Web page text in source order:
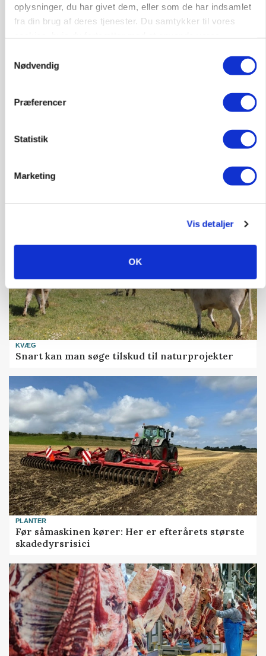
oplysninger, du har givet dem, eller som de har indsamlet
fra din brug af deres tjenester. Du samtykker til vores
Nødvendig
Præferencer
Statistik
Marketing
Vis detaljer
OK
»Nu stopper I«: Landbrugsdebattør og
gødskningslov
kan den ændre din bedrift fra 2027
KVÆG
Snart kan man søge tilskud til naturprojekter
PLANTER
Før såmaskinen kører: Her er efterårets største
skadedyrsrisici